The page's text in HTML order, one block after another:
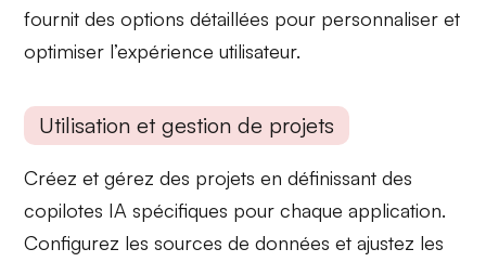
fournit des options détaillées pour personnaliser et
optimiser l’expérience utilisateur.
Utilisation et gestion de projets
Créez et gérez des projets en définissant des
copilotes IA spécifiques pour chaque application.
Configurez lessources de données et ajustez les